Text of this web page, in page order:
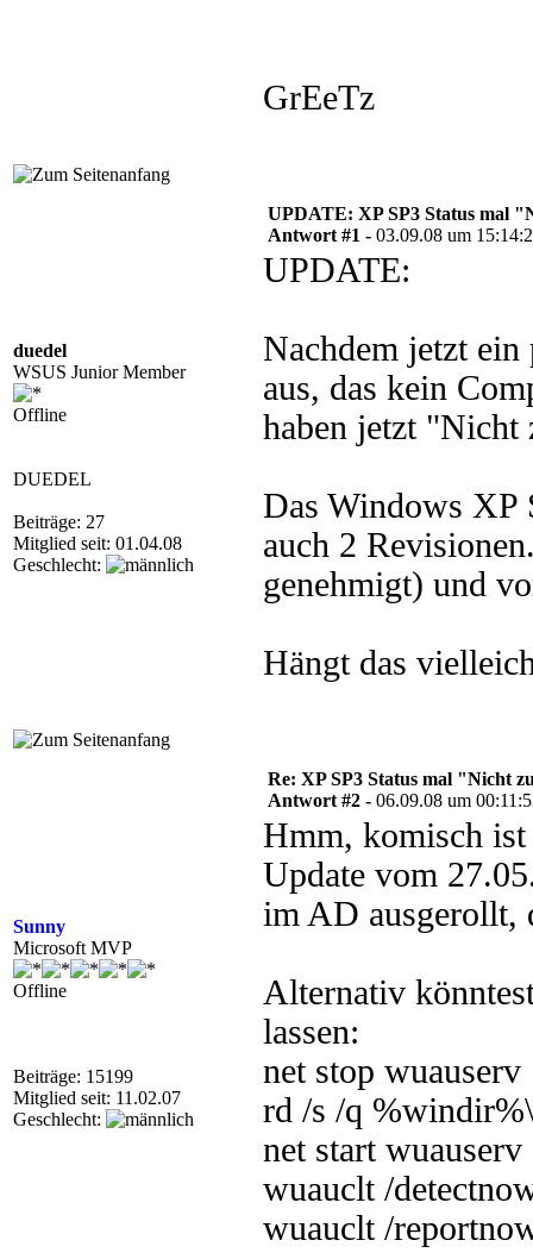
GrEeTz
duedel
WSUS Junior Member
Offline
DUEDEL
Beiträge: 27
Mitglied seit: 01.04.08
Geschlecht:
UPDATE: XP SP3 Status mal
Antwort #1 - 03.09.08 um
UPDATE:
Nachdem jetzt ein
aus, das kein
haben jetzt "Nicht
Das Windows XP
auch 2
genehmigt) und
Hängt das
Sunny
Microsoft MVP
Offline
Beiträge: 15199
Mitglied seit: 11.02.07
Geschlecht:
Re: XP SP3 Status mal "Nicht
Antwort #2 - 06.09.08 um
Hmm, komisch ist
Update vom
im AD ausgerollt,
Alternativ
lassen:
net stop wuauserv
rd /s /q
net start wuauserv
wuauclt /
wuauclt /